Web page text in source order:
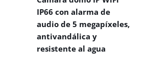
IP66 con alarma de
audio de 5 megapíxeles,
antivandálica y
resistente al agua